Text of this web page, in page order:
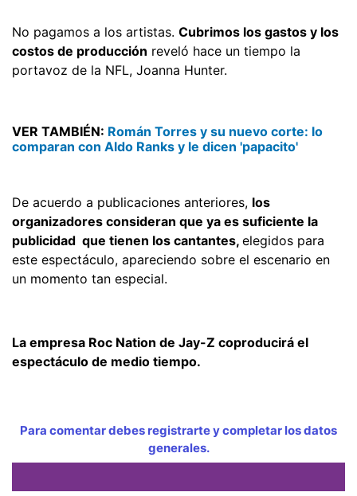
No pagamos a los artistas. Cubrimos los gastos y los
costos de producción  reveló hace un tiempo la
portavoz de la NFL, Joanna Hunter.
VER TAMBIÉN: Román Torres y su nuevo corte: lo
comparan con Aldo Ranks y le dicen 'papacito'
De acuerdo a publicaciones anteriores, los
organizadores consideran que ya es suficiente la
publicidad que tienen los cantantes, elegidos para
este espectáculo, apareciendo sobre el escenario en
un momento tan especial.
La empresa Roc Nation de Jay-Z coproducirá el
espectáculo de medio tiempo.
Para comentar debes registrarte y completar los datos
generales.